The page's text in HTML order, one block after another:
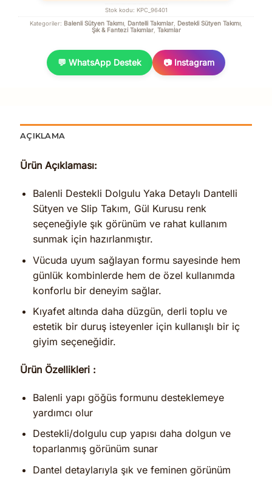
Stok kodu: KPC_96401
Kategoriler: Balenli Sütyen Takımı, Dantelli Takımlar, Destekli Sütyen Takımı,
Şık & Fantezi Takımlar, Takımlar
💬 WhatsApp Destek 📷 Instagram
AÇIKLAMA
Ürün Açıklaması:
Balenli Destekli Dolgulu Yaka Detaylı Dantelli
Sütyen ve Slip Takım, Gül Kurusu renk
seçeneğiyle şık görünüm ve rahat kullanım
sunmak için hazırlanmıştır.
Vücuda uyum sağlayan formu sayesinde hem
günlük kombinlerde hem de özel kullanımda
konforlu bir deneyim sağlar.
Kıyafet altında daha düzgün, derli toplu ve
estetik bir duruş isteyenler için kullanışlı bir iç
giyim seçeneğidir.
Ürün Özellikleri :
Balenli yapı göğüs formunu desteklemeye
yardımcı olur
Destekli/dolgulu cup yapısı daha dolgun ve
toparlanmış görünüm sunar
Dantel detaylarıyla şık ve feminen görünüm